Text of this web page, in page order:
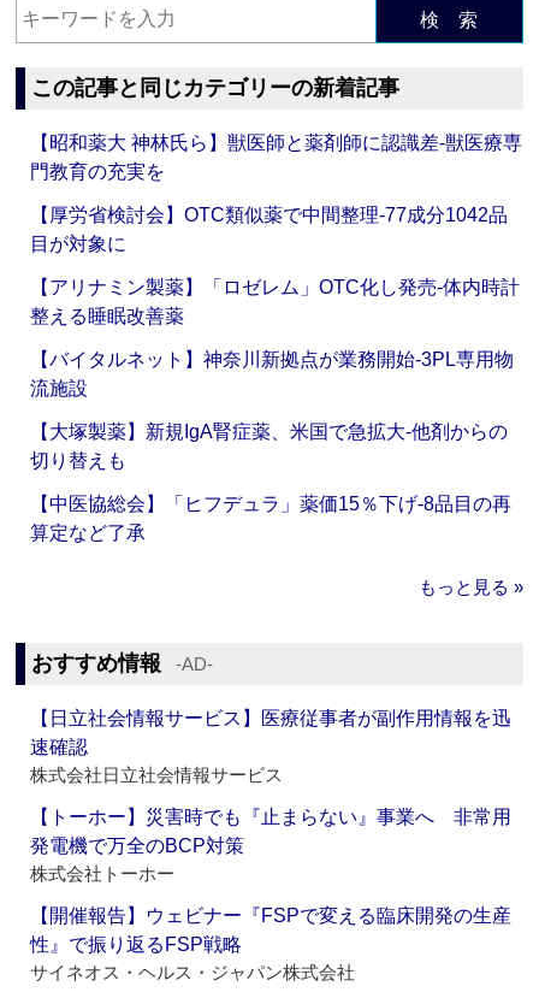
検 索
この記事と同じカテゴリーの新着記事
【昭和薬大 神林氏ら】獣医師と薬剤師に認識差‐獣医療専
門教育の充実を
【厚労省検討会】OTC類似薬で中間整理‐77成分1042品
目が対象に
【アリナミン製薬】「ロゼレム」OTC化し発売‐体内時計
整える睡眠改善薬
【バイタルネット】神奈川新拠点が業務開始‐3PL専用物
流施設
【大塚製薬】新規IgA腎症薬、米国で急拡大‐他剤からの
切り替えも
【中医協総会】「ヒフデュラ」薬価15％下げ‐8品目の再
算定など了承
もっと見る »
おすすめ情報 ‐AD‐
【日立社会情報サービス】医療従事者が副作用情報を迅
速確認
株式会社日立社会情報サービス
【トーホー】災害時でも『止まらない』事業へ 非常用
発電機で万全のBCP対策
株式会社トーホー
【開催報告】ウェビナー『FSPで変える臨床開発の生産
性』で振り返るFSP戦略
サイネオス・ヘルス・ジャパン株式会社